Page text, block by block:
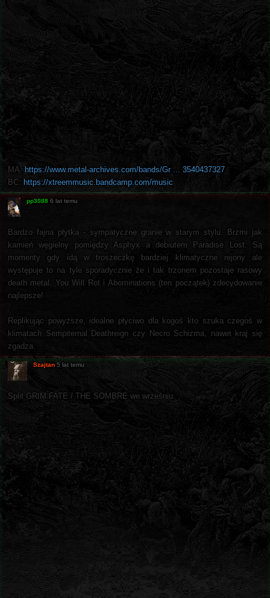
MA: https://www.metal-archives.com/bands/Gr ... 3540437327
BC: https://xtreemmusic.bandcamp.com/music
pp3088 6 lat temu
Bardzo fajna płytka - sympatyczne granie w starym stylu. Brzmi jak
kamień węgielny pomiędzy Asphyx a debiutem Paradise Lost. Są
momenty gdy idą w troszeczkę bardziej klimatyczne rejony ale
występuje to na tyle sporadycznie że i tak trzonem pozostaje rasowy
death metal. You Will Rot i Abominations (ten początek) zdecydowanie
najlepsze!
Replikując powyższe, idealne płyciwo dla kogoś kto szuka czegoś w
klimatach Sempiternal Deathreign czy Necro Schizma, nawet kraj się
zgadza.
Szajtan 5 lat temu
Split GRIM FATE / THE SOMBRE we wrześniu.